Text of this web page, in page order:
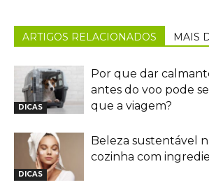
ARTIGOS RELACIONADOS MAIS
DICAS
Por que dar
antes do voo pode
que a viagem?
DICAS
Beleza sustentável
cozinha com